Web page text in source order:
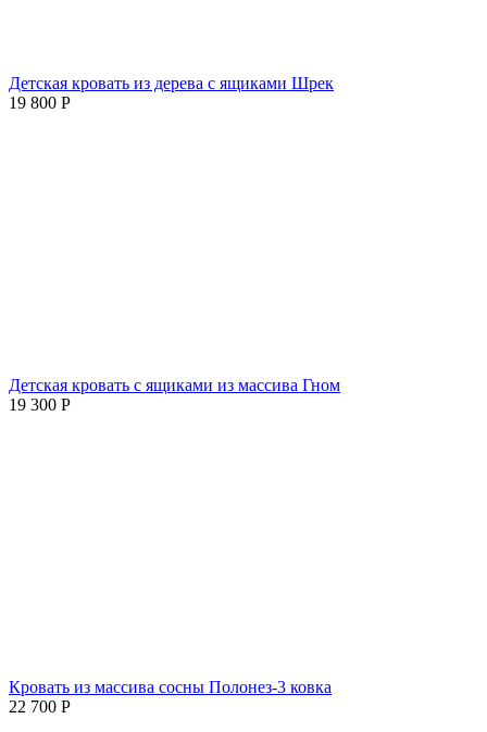
Детская кровать из дерева с ящиками Шрек
19 800 Р
Детская кровать с ящиками из массива Гном
19 300 Р
Кровать из массива сосны Полонез-3 ковка
22 700 Р